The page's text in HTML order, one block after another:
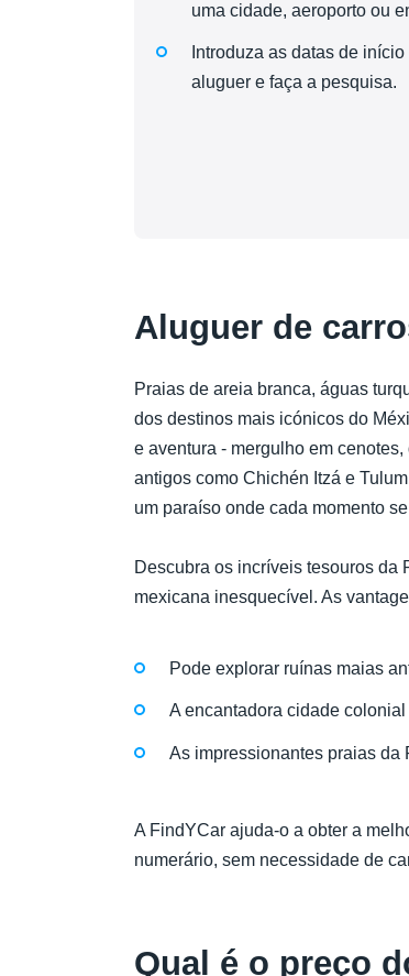
uma cidade, aeroporto ou
Introduza as datas de
aluguer e faça a pesquisa.
Aluguer de
Praias de areia branca, águas
dos destinos mais icónicos do
e aventura - mergulho em
antigos como Chichén Itzá e
um paraíso onde cada momento
Descubra os incríveis tesouros da
mexicana inesquecível. As
Pode explorar ruínas maias
A encantadora cidade
As impressionantes praias da
A FindYCar ajuda-o a obter a
numerário, sem necessidade de
Qual é o preço